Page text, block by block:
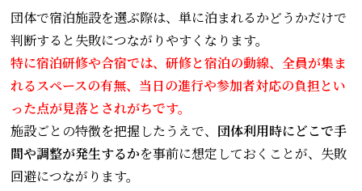
団体で宿泊施設を選ぶ際は、単に泊まれるかどうかだけで
判断すると失敗につながりやすくなります。
特に宿泊研修や合宿では、研修と宿泊の動線、全員が集ま
れるスペースの有無、当日の進行や参加者対応の負担とい
った点が見落とされがちです。
施設ごとの特徴を把握したうえで、 団体利用時にどこで手
間や調整が発生するかを事前に想定しておくことが、失敗
回避につながります。